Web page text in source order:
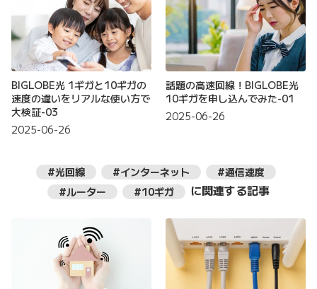
BIGLOBE光 1ギガと10ギガの
速度の違いをリアルな使い方で
大検証-03
2025-06-26
話題の高速回線！BIGLOBE光
10ギガを申し込んでみた-01
2025-06-26
#光回線 #インターネット
#通信速度
#ルーター
#10ギガ に関連する記事